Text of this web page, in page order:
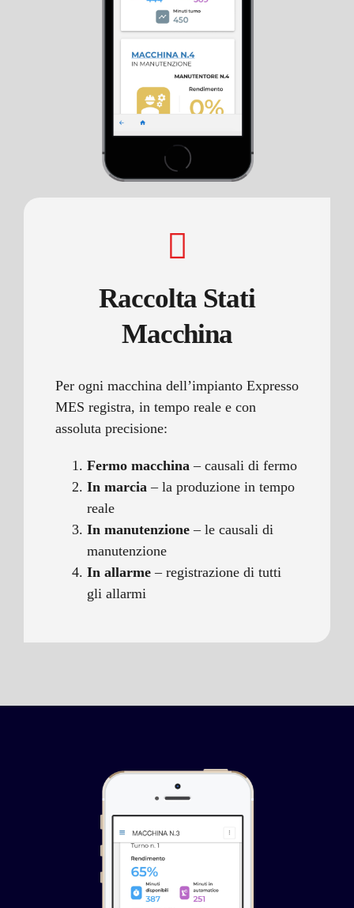
Raccolta Stati
Macchina
Per ogni macchina dell’impianto Expresso
MES registra, in tempo reale e con
assoluta precisione:
Fermo macchina – causali di fermo
In marcia – la produzione in tempo
reale
In manutenzione– le causali di
manutenzione
In allarme– registrazione di tutti
gli allarmi